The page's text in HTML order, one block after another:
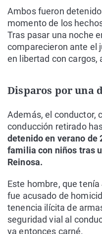
Ambos fueron
momento de los
Tras pasar una noche
comparecieron ante el
en libertad con cargos,
Disparos por una
Además, el conductor,
conducción retirado
detenido en verano de
familia con niños tras
Reinosa.
Este hombre, que tenía
fue acusado de
tenencia ilícita de
seguridad vial al
ya entonces carné.